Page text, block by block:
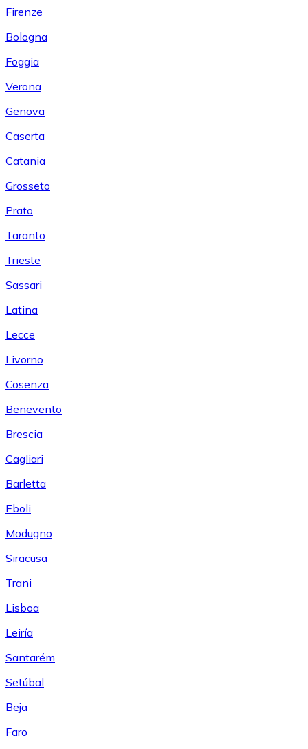
Firenze
Bologna
Foggia
Verona
Genova
Caserta
Catania
Grosseto
Prato
Taranto
Trieste
Sassari
Latina
Lecce
Livorno
Cosenza
Benevento
Brescia
Cagliari
Barletta
Eboli
Modugno
Siracusa
Trani
Lisboa
Leiría
Santarém
Setúbal
Beja
Faro